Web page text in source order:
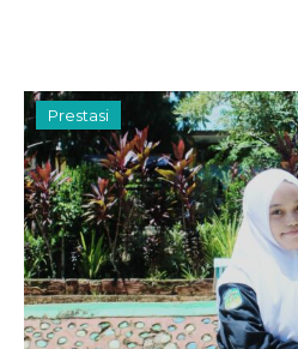
Prestasi